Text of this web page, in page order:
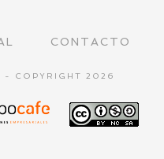
CONTACTO
- COPYRIGHT 2026